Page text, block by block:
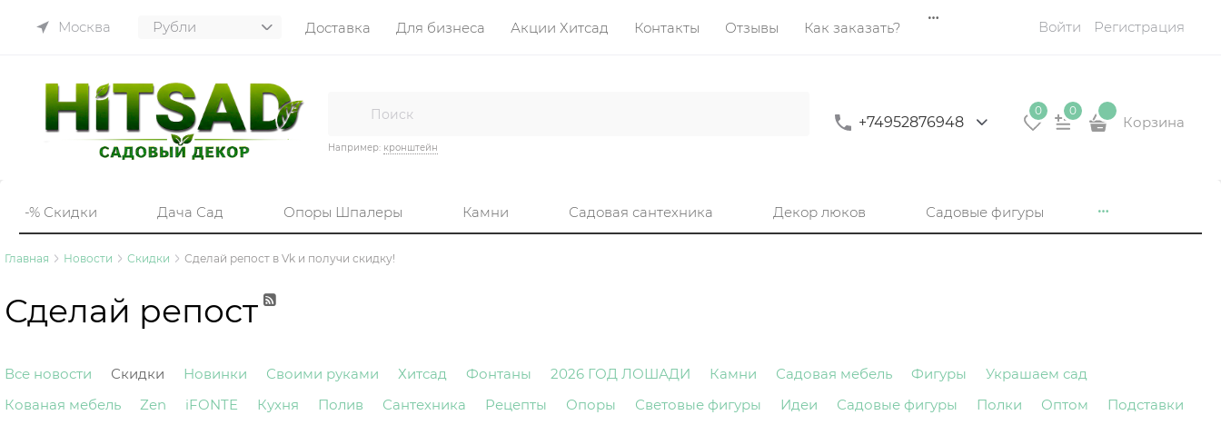
Москва Доставка Для бизнеса Акции Хитсад Контакты Отзывы Как заказать? Войти Регистрация
Например: кронштейн
+74952876948
0 0
Корзина
-% Скидки Дача Сад Опоры Шпалеры Камни Садовая сантехника Декор люков Садовые фигуры
Главная Новости Скидки Сделай репост в Vk и получи скидку!
Сделай репост
Все новости Скидки Новинки Своими руками Хитсад Фонтаны 2026 ГОД ЛОШАДИ Камни Садовая мебель Фигуры
Украшаем сад
Кованая мебель
Zen iFONTE Кухня Полив Сантехника Рецепты Опоры Световые фигуры Идеи Садовые фигуры Полки Оптом
Подставки